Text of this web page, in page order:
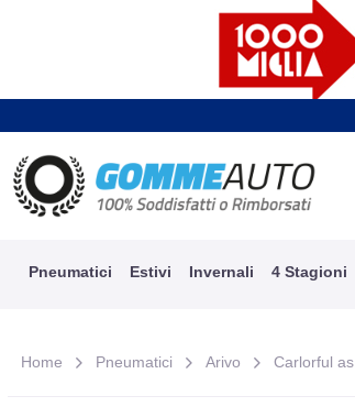
Pneumatici Estivi Invernali 4 Stagioni
Home Pneumatici Arivo Carlorful as